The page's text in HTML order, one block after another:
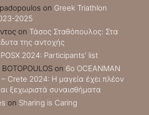
on Greek Triathlon
2025
on Τάσος Σταθόπουλος: Στα
της αντοχής
2024: Participants’ list
on 6ο OCEANMAN
Crete 2024: Η μαγεία έχει πλέον
ξεχωριστά συναισθήματα
on Sharing is Caring